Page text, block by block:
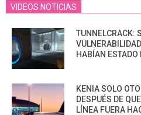
VIDEOS NOTICIAS
TUNNELCRACK:
HABÍAN
KENIA SOLO
DESPUÉS DE
LÍNEA FUERA